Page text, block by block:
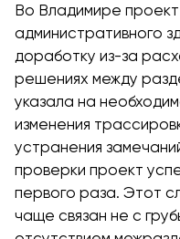
Во Владимире
административного
доработку из-за
решениях между
указала на
изменения
устранения
проверки проект
первого раза. Этот
чаще связан не с